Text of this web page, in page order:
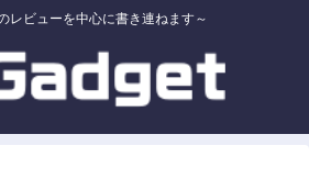
レビューを中心に書き連ねます～